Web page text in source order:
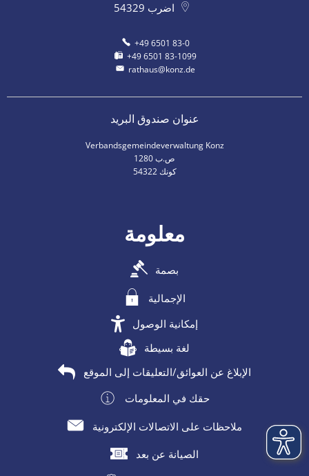
54329 اضرب
+49 6501 83-0
+49 6501 83-1099
rathaus@konz.de
عنوان صندوق البريد
Verbandsgemeindeverwaltung Konz
ص.ب 1280
54322 كونك
معلومة
بصمة
الإجمالية
إمكانية الوصول
لغة بسيطة
الإبلاغ عن العوائق/التعليقات إلى الموقع
حقك في المعلومات
ملاحظات على الاتصالات الإلكترونية
الصيانة عن بعد